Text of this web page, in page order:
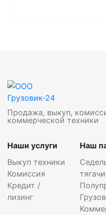
Продажа, выкуп,
коммерческой техники
Наши услуги
Выкуп техники
Комиссия
Кредит /
лизинг
Наш
тягачи